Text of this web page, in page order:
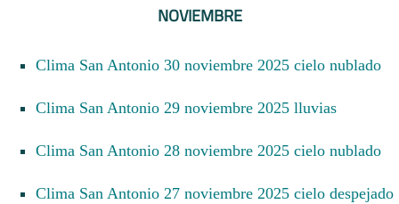
NOVIEMBRE
Clima San Antonio 30 noviembre 2025 cielo nublado
Clima San Antonio 29 noviembre 2025 lluvias
Clima San Antonio 28 noviembre 2025 cielo nublado
Clima San Antonio 27 noviembre 2025 cielo despejado